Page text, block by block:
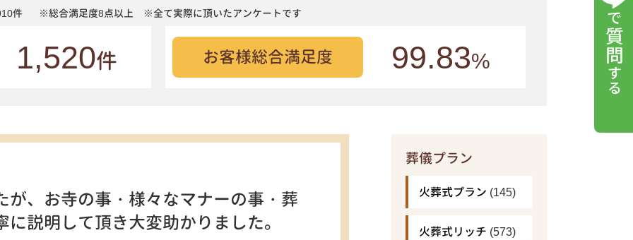
件 ※総合満足度8点以上 ※全て実際に頂いたアンケートです
1,520件 お客様総合満足度 99.83%
が、お寺の事・様々なマナーの事・葬
説明して頂き大変助かりました。
葬儀プラン
火葬式プラン (145)
火葬式リッチ (573)